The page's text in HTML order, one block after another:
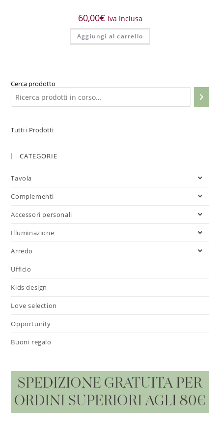
60,00€ Iva Inclusa
Aggiungi al carrello
Cerca prodotto
Tutti i Prodotti
CATEGORIE
Tavola
Complementi
Accessori personali
Illuminazione
Arredo
Ufficio
Kids design
Love selection
Opportunity
Buoni regalo